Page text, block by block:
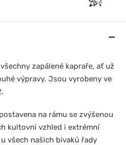
zapálené kapraře, ať už
výpravy. Jsou vyrobeny ve
na rámu se zvýšenou
kultovní vzhled i extrémní
všech našich bivaků řady